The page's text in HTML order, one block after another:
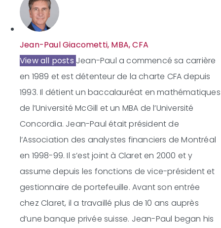
Jean-Paul Giacometti, MBA, CFA
View all posts Jean-Paul a commencé sa carrière
en 1989 et est détenteur de la charte CFA depuis
1993. Il détient un baccalauréat en mathématiques
de l’Université McGill et un MBA de l’Université
Concordia. Jean-Paul était président de
l’Association des analystes financiers de Montréal
en 1998-99. Il s’est joint à Claret en 2000 et y
assume depuis les fonctions de vice-président et
gestionnaire de portefeuille. Avant son entrée
chez Claret, il a travaillé plus de 10 ans auprès
d’une banque privée suisse. Jean-Paul began his